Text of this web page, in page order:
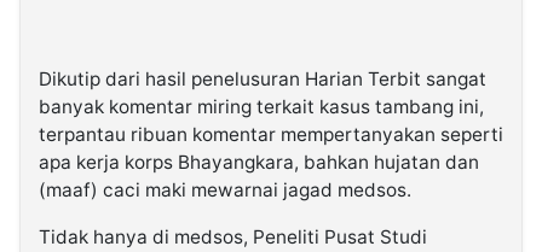
Dikutip dari hasil penelusuran Harian Terbit sangat
banyak komentar miring terkait kasus tambang ini,
terpantau ribuan komentar mempertanyakan seperti
apa kerja korps Bhayangkara, bahkan hujatan dan
(maaf) caci maki mewarnai jagad medsos.
Tidak hanya di medsos, Peneliti Pusat Studi